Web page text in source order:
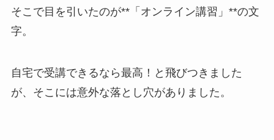
そこで目を引いたのが**「オンライン講習」**の文
字。
自宅で受講できるなら最高！と飛びつきました
が、そこには意外な落とし穴がありました。